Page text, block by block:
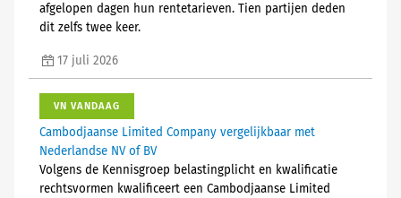
afgelopen dagen hun rentetarieven. Tien partijen deden
dit zelfs twee keer.
17 juli 2026
VN VANDAAG
Cambodjaanse Limited Company vergelijkbaar met
Nederlandse NV of BV
Volgens de Kennisgroep belastingplicht en kwalificatie
rechtsvormen kwalificeert een Cambodjaanse Limited